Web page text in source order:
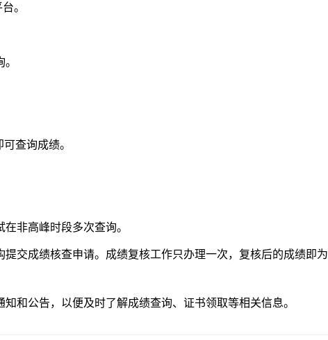
。
查询成绩。
非高峰时段多次查询。
交成绩核查申请。成绩复核工作只办理一次，复核后的成绩即为
和公告，以便及时了解成绩查询、证书领取等相关信息。